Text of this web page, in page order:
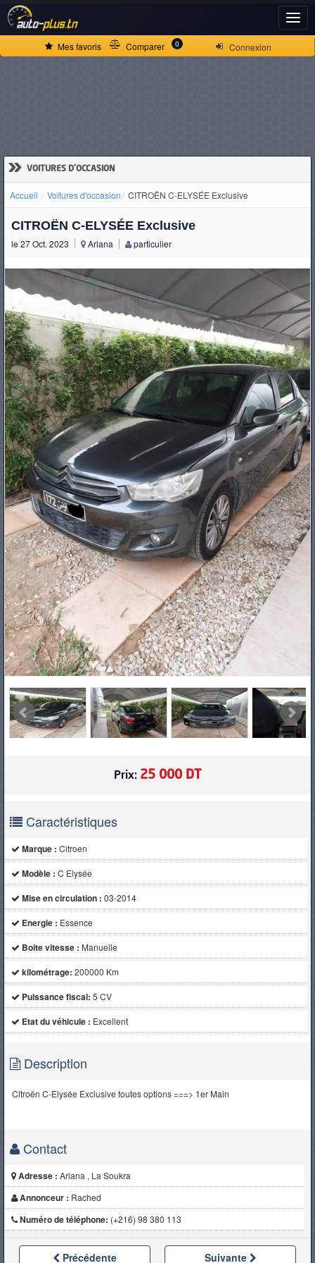
Connexion
Mes favoris Comparer 0
» VOITURES D'OCCASION
Accueil Voitures d'occasion CITROËN C-ELYSÉE Exclusive
CITROËN C-ELYSÉE Exclusive
le 27 Oct. 2023 Ariana particulier
Prix: 25 000 DT
Caractéristiques
Marque : Citroen
Modèle : C Elysée
Mise en circulation : 03-2014
Energie : Essence
Boite vitesse : Manuelle
kilométrage: 200000 Km
Puissance fiscal: 5 CV
Etat du véhicule : Excellent
Description
Citroën C-Elysée Exclusive toutes options ===> 1er Main
Contact
Adresse : Ariana , La Soukra
Annonceur : Rached
Numéro de téléphone: (+216) 98 380 113
Précédente Suivante
ACCUEIL
D'OCCASION
CAMIONS
PNEUS